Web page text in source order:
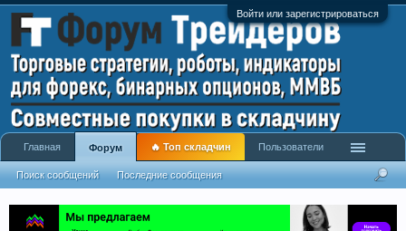
Войти или зарегистрироваться
Главная Форум
Поиск сообщений Последние сообщения
🔥 Топ складчин Пользователи